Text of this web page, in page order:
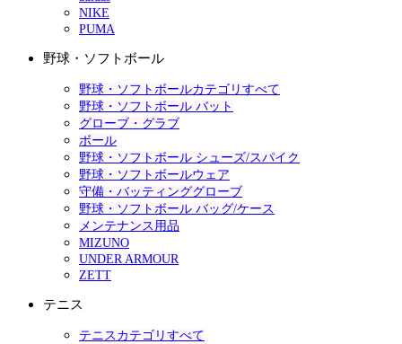
NIKE
PUMA
野球・ソフトボール
野球・ソフトボールカテゴリすべて
野球・ソフトボール バット
グローブ・グラブ
ボール
野球・ソフトボール シューズ/スパイク
野球・ソフトボールウェア
守備・バッティンググローブ
野球・ソフトボール バッグ/ケース
メンテナンス用品
MIZUNO
UNDER ARMOUR
ZETT
テニス
テニスカテゴリすべて